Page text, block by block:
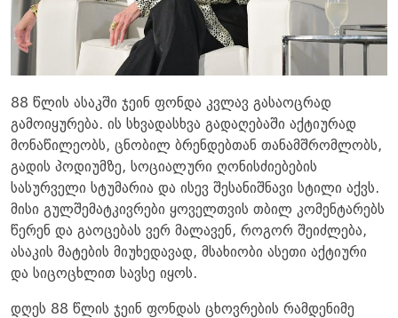
88 წლის ასაკში ჯეინ ფონდა კვლავ გასაოცრად
გამოიყურება. ის სხვადასხვა გადაღებაში აქტიურად
მონაწილეობს, ცნობილ ბრენდებთან თანამშრომლობს,
გადის პოდიუმზე, სოციალური ღონისძიებების
სასურველი სტუმარია და ისევ შესანიშნავი სტილი აქვს.
მისი გულშემატკივრები ყოველთვის თბილ კომენტარებს
წერენ და გაოცებას ვერ მალავენ, როგორ შეიძლება,
ასაკის მატების მიუხედავად, მსახიობი ასეთი აქტიური
და სიცოცხლით სავსე იყოს.
დღეს 88 წლის ჯეინ ფონდას ცხოვრების რამდენიმე